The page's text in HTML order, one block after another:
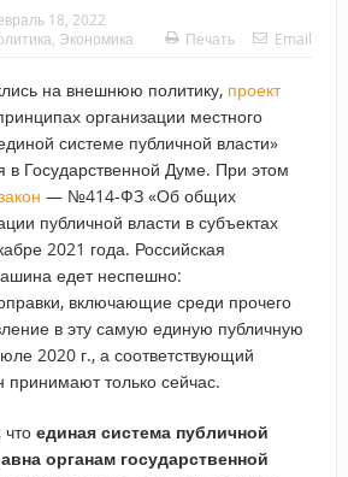
18, 2022
Экономика Печать Email
на внешнюю политику, проект
организации местного
системе публичной власти»
в Государственной Думе. При этом
— №414-ФЗ «Об общих
публичной власти в субъектах
2021 года. Российская
едет неспешно:
включающие среди прочего
в эту самую единую публичную
2020 г., а соответствующий
только сейчас.
что единая система публичной
органам государственной